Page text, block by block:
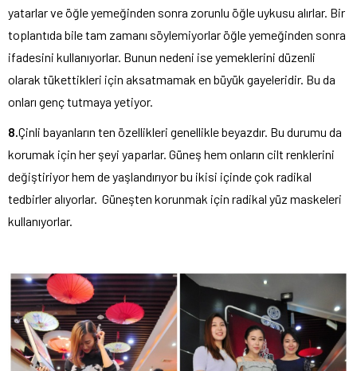
yatarlar ve öğle yemeğinden sonra zorunlu öğle uykusu alırlar. Bir
toplantıda bile tam zamanı söylemiyorlar öğle yemeğinden sonra
ifadesini kullanıyorlar. Bunun nedeni ise yemeklerini düzenli
olarak tükettikleri için aksatmamak en büyük gayeleridir. Bu da
onları genç tutmaya yetiyor.
8.Çinli bayanların ten özellikleri genellikle beyazdır. Bu durumu da
korumak için her şeyi yaparlar. Güneş hem onların cilt renklerini
değiştiriyor hem de yaşlandırıyor bu ikisi içinde çok radikal
tedbirler alıyorlar. Güneşten korunmak için radikal yüz maskeleri
kullanıyorlar.